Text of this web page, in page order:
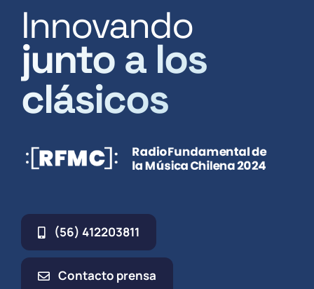
Innovando
junto a los
clásicos
(56) 412203811
Contacto prensa